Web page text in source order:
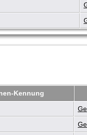
Kennung